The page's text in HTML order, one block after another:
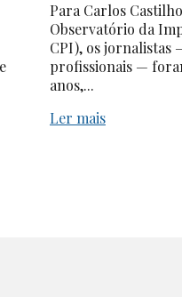
Para Carlos
Observatório da
CPI), os jornalistas
profissionais —
anos,...
Ler mais